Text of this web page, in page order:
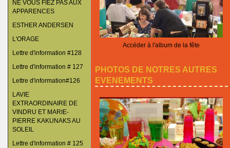
NE VOUS FIEZ PAS AUX
APPARENCES
ESTHER ANDERSEN
L'ORAGE
Lettre d'information #128
Lettre d'information # 127
Lettre d'information#126
LAVIE
EXTRAORDINAIRE DE
VINDRU ET MARIE-
PIERRE KAKUNAKS AU
SOLEIL
Lettre d'information # 125
Accéder à l'album de la fête
PHOTOS DE NOTRES AUTRES
EVENEMENTS